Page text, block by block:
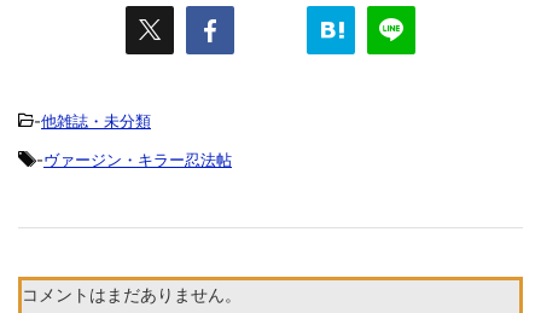
-他雑誌・未分類
-ヴァージン・キラー忍法帖
コメントはまだありません。